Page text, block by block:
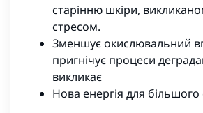
старінню шкіри,
стресом.
Зменшує окислювальний
пригнічує процеси
викликає
Нова енергія для більшого